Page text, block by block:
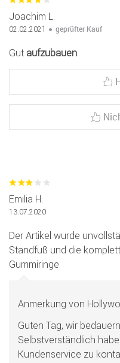
Joachim L.
02.02.2021 geprüfter Kauf
Gut aufzubauen
Emilia H.
13.07.2020
Der Artikel wurde
Standfuß und die
Gummiringe
Anmerkung von
Guten Tag, wir
Selbstverständlich
Kundenservice zu